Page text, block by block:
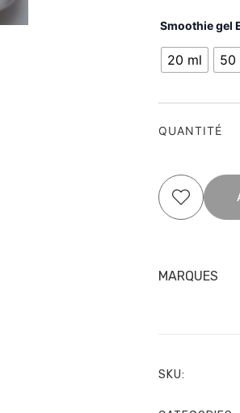
Smoothie gel
20 ml 50
QUANTITÉ
MARQUES
SKU: